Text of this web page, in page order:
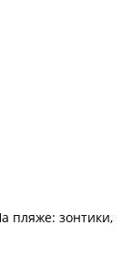
пляже: зонтики,